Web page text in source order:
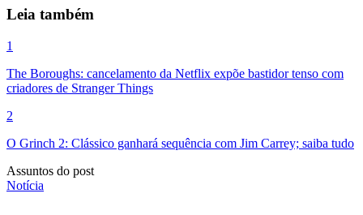
Leia também
1
The Boroughs: cancelamento da Netflix expõe bastidor tenso com
criadores de Stranger Things
2
O Grinch 2: Clássico ganhará sequência com Jim Carrey; saiba tudo
Assuntos do post
Notícia